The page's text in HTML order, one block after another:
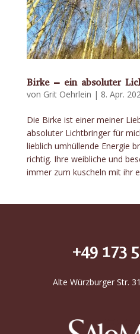
Birke – ein absoluter
von Grit Oehrlein | 8. Apr.
Die Birke ist einer meiner
absoluter Lichtbringer für
lieblich umhüllende Energie
richtig. Ihre weibliche und
immer zum kuscheln mit ihr
+49 173
Alte Würzburger Str.